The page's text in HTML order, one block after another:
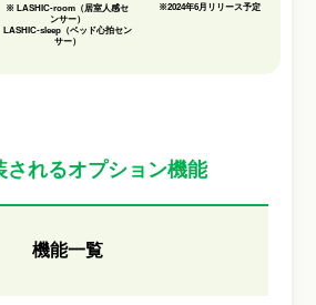
※ LASHIC-room（居室人感セ
ンサー）
LASHIC-sleep（ベッド心拍セン
サー）
※2024年6月リリース予定
されるオプション機能
機能一覧